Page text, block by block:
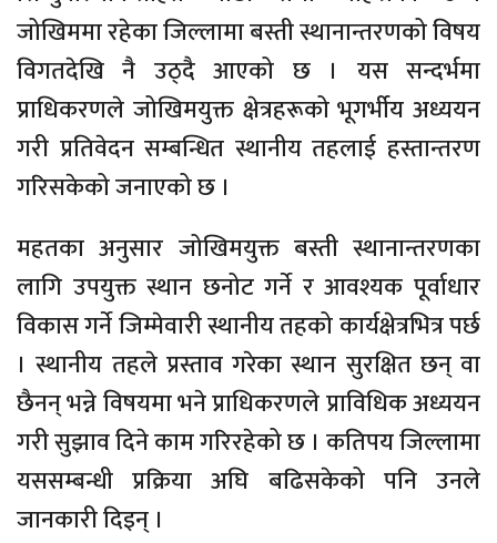
जोखिममा रहेका जिल्लामा बस्ती स्थानान्तरणको विषय
विगतदेखि नै उठ्दै आएको छ । यस सन्दर्भमा
प्राधिकरणले जोखिमयुक्त क्षेत्रहरूको भूगर्भीय अध्ययन
गरी प्रतिवेदन सम्बन्धित स्थानीय तहलाई हस्तान्तरण
गरिसकेको जनाएको छ ।
महतका अनुसार जोखिमयुक्त बस्ती स्थानान्तरणका
लागि उपयुक्त स्थान छनोट गर्ने र आवश्यक पूर्वाधार
विकास गर्ने जिम्मेवारी स्थानीय तहको कार्यक्षेत्रभित्र पर्छ
। स्थानीय तहले प्रस्ताव गरेका स्थान सुरक्षित छन् वा
छैनन् भन्ने विषयमा भने प्राधिकरणले प्राविधिक अध्ययन
गरी सुझाव दिने काम गरिरहेको छ । कतिपय जिल्लामा
यससम्बन्धी प्रक्रिया अघि बढिसकेको पनि उनले
जानकारी दिइन् ।